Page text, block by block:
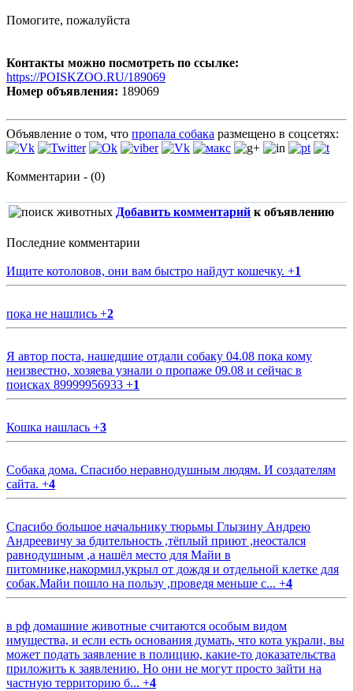
Помогите, пожалуйста
Контакты можно посмотреть по ссылке:
https://POISKZOO.RU/189069
Номер объявления: 189069
Объявление о том, что пропала собака размещено в соцсетях:
Комментарии - (0)
Добавить комментарий к объявлению
Последние комментарии
Ищите котоловов, они вам быстро найдут кошечку. +1
пока не нашлись +2
Я автор поста, нашедшие отдали собаку 04.08 пока кому
неизвестно, хозяева узнали о пропаже 09.08 и сейчас в
поисках 89999956933 +1
Кошка нашлась +3
Собака дома. Спасибо неравнодушным людям. И создателям
сайта. +4
Спасибо большое начальнику тюрьмы Глызину Андрею
Андреевичу за бдительность ,тёплый приют ,неостался
равнодушным ,а нашёл место для Майи в
питомнике,накормил,укрыл от дождя и отдельной клетке для
собак.Майи пошло на пользу ,проведя меньше с... +4
в рф домашние животные считаются особым видом
имущества, и если есть основания думать, что кота украли, вы
может подать заявление в полицию, какие-то доказательства
приложить к заявлению. Но они не могут просто зайти на
частную территорию б... +4